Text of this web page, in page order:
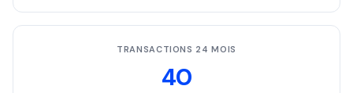
TRANSACTIONS 24 MOIS
40